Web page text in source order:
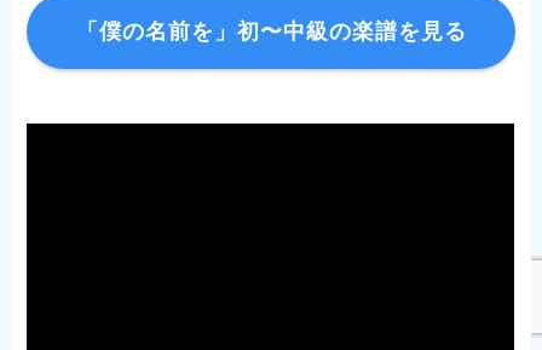
「僕の名前を」初〜中級の楽譜を見る